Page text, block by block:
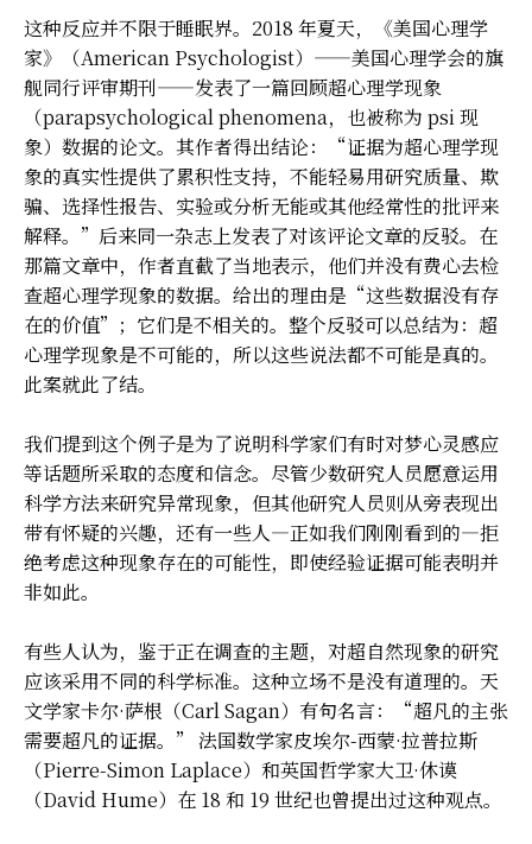
这种反应并不限于睡眠界。2018 年夏天，《美国心理学
家》（American Psychologist）——美国心理学会的旗
舰同行评审期刊——发表了一篇回顾超心理学现象
（parapsychological phenomena，也被称为 psi 现
象）数据的论文。其作者得出结论：“证据为超心理学现
象的真实性提供了累积性支持，不能轻易用研究质量、欺
骗、选择性报告、实验或分析无能或其他经常性的批评来
解释。”后来同一杂志上发表了对该评论文章的反驳。在
那篇文章中，作者直截了当地表示，他们并没有费心去检
查超心理学现象的数据。给出的理由是“这些数据没有存
在的价值”；它们是不相关的。整个反驳可以总结为：超
心理学现象是不可能的，所以这些说法都不可能是真的。
此案就此了结。
我们提到这个例子是为了说明科学家们有时对梦心灵感应
等话题所采取的态度和信念。尽管少数研究人员愿意运用
科学方法来研究异常现象，但其他研究人员则从旁表现出
带有怀疑的兴趣，还有一些人—正如我们刚刚看到的—拒
绝考虑这种现象存在的可能性，即使经验证据可能表明并
非如此。
有些人认为，鉴于正在调查的主题，对超自然现象的研究
应该采用不同的科学标准。这种立场不是没有道理的。天
文学家卡尔·萨根（Carl Sagan）有句名言：“超凡的主张
需要超凡的证据。” 法国数学家皮埃尔-西蒙·拉普拉斯
（Pierre-Simon Laplace）和英国哲学家大卫·休谟
（David Hume）在 18 和 19 世纪也曾提出过这种观点。